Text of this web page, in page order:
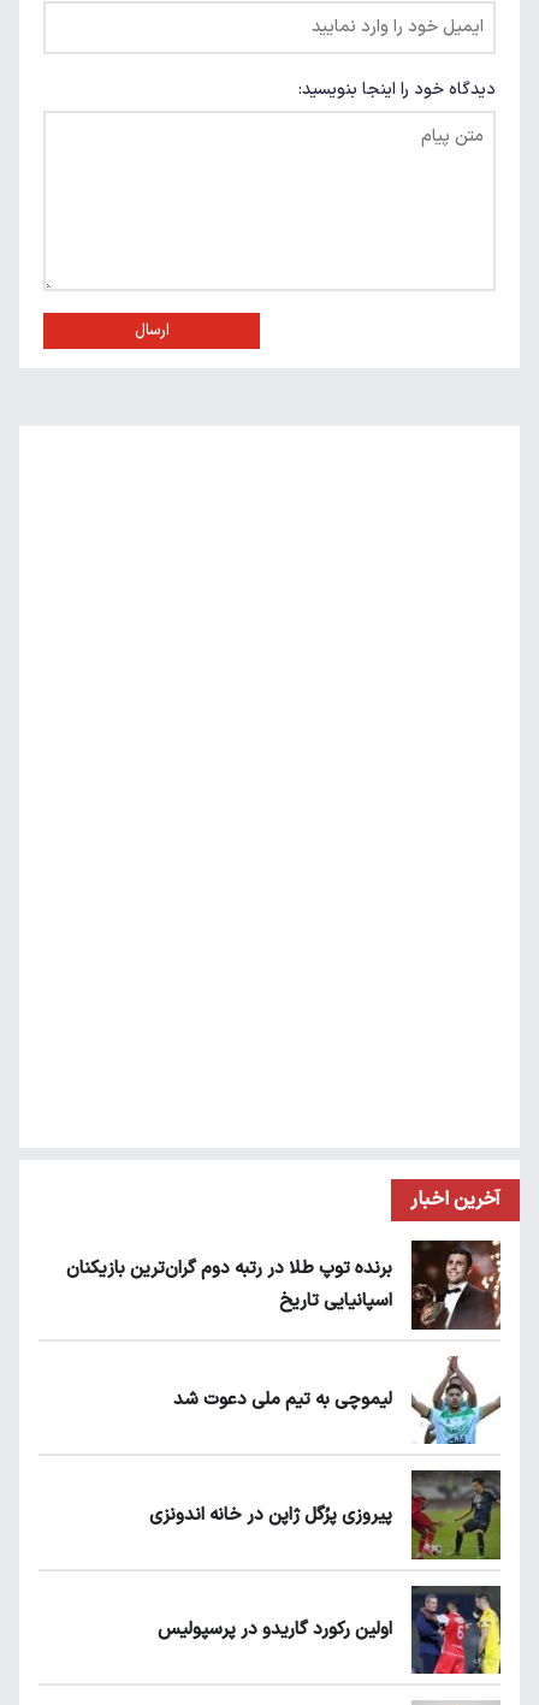
دیدگاه خود را اینجا بنویسید:
ارسال
آخرین اخبار
برنده توپ طلا در رتبه دوم گران‌ترین بازیکنان
اسپانیایی تاریخ
لیموچی به تیم ملی دعوت شد
پیروزی پرُگل ژاپن در خانه اندونزی
اولین رکورد گاریدو در پرسپولیس